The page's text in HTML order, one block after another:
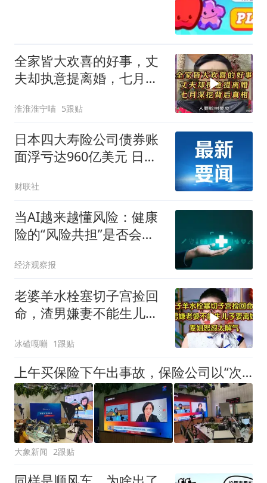
全家皆大欢喜的好事，丈
夫却执意提离婚，七月深
淮淮淮宁喵 5跟贴
日本四大寿险公司债券账
面浮亏达960亿美元 日本
财联社
当AI越来越懂风险：健康
险的“风险共担”是否会被
经济观察报
老婆羊水栓塞切子宫捡回
命，渣男嫌妻不能生儿子
冰碴嘎嘣 1跟贴
上午买保险下午出事故，保险公司以“次日零时起保”拒赔！法院判了
大象新闻 2跟贴